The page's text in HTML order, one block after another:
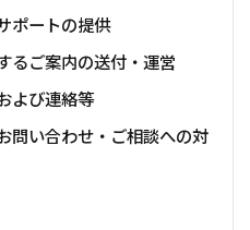
ポートの提供
るご案内の送付・運営
よび連絡等
問い合わせ・ご相談への対